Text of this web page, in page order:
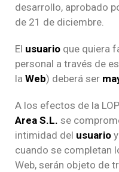
desarrollo, aprobado
de 21 de diciembre.
El usuario que quiera
personal a través de
la Web) deberá ser
A los efectos de la
Area S.L. se
intimidad del usuario
cuando se completan
Web, serán objeto de